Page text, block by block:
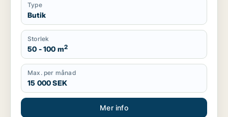
Type
Butik
Storlek
50 - 100 m2
Max. per månad
15 000 SEK
Mer info